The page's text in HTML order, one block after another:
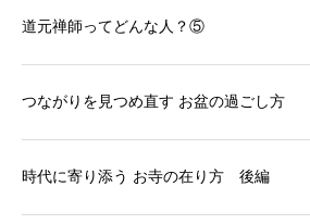
道元禅師ってどんな人？⑤
つながりを見つめ直す お盆の過ごし方
時代に寄り添う お寺の在り方 後編